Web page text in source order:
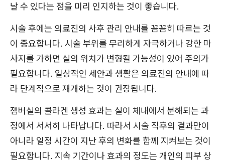
날 수 있다는 점을 미리 인지하는 것이 좋습니다.
시술 후에는 의료진의 사후 관리 안내를 꼼꼼히 따르는 것
이 중요합니다. 시술 부위를 무리하게 자극하거나 강한 마
사지를 가하면 실의 위치가 변형될 가능성이 있어 주의가
필요합니다. 일상적인 세안과 생활은 의료진의 안내에 따
라 단계적으로 재개하는 것이 권장됩니다.
잼버실의 콜라겐 생성 효과는 실이 체내에서 분해되는 과
정에서 서서히 나타납니다. 따라서 시술 직후의 결과만이
아니라 일정 시간이 지난 후의 변화를 함께 지켜보는 것이
필요합니다. 지속 기간이나 효과의 정도는 개인의 피부 상